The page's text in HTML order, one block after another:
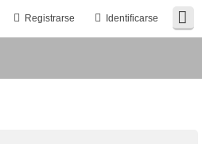
Identificarse
Registrarse